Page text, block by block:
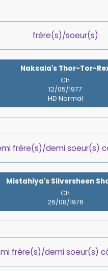
frère(s)/soeur(s)
Naksala's Thor-Tor-
Ch
12/05/1977
HD Normal
frère(s)/demi soeur(s)
Mistahiya's Silversheen
Ch
26/08/1976
frère(s)/demi soeur(s)